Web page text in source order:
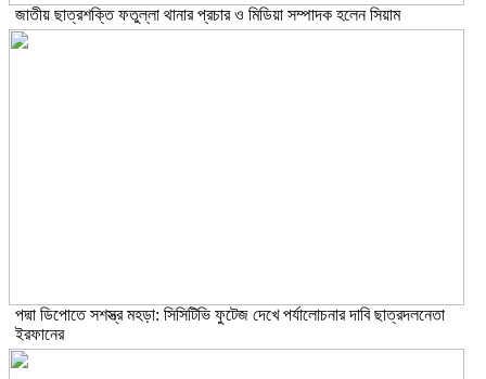
জাতীয় ছাত্রশক্তি ফতুল্লা থানার প্রচার ও মিডিয়া সম্পাদক হলেন সিয়াম
পদ্মা ডিপোতে সশস্ত্র মহড়া: সিসিটিভি ফুটেজ দেখে পর্যালোচনার দাবি ছাত্রদলনেতা
ইরফানের